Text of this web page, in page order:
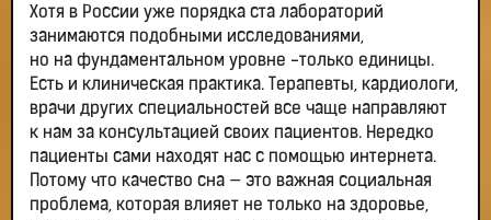
Хотя в России уже порядка ста лабораторий
занимаются подобными исследованиями,
но на фундаментальном уровне -только единицы.
Есть и клиническая практика. Терапевты, кардиологи,
врачи других специальностей все чаще направляют
к нам за консультацией своих пациентов. Нередко
пациенты сами находят нас с помощью интернета.
Потому что качество сна — это важная социальная
проблема, которая влияет не только на здоровье,